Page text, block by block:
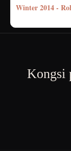
Winter 2014 -
Kongsi